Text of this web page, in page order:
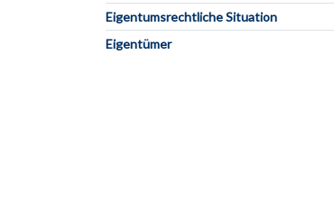
Eigentumsrechtliche Situation
Eigentümer